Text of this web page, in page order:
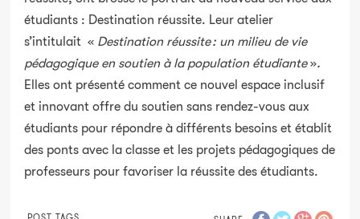
étudiants : Destination réussite. Leur atelier
s’intitulait « Destination réussite : un milieu de vie
pédagogique en soutien à la population étudiante».
Elles ont présenté comment ce nouvel espace inclusif
et innovant offre du soutien sans rendez-vous aux
étudiants pour répondre à différents besoins et établit
des ponts avec la classe et les projets pédagogiques de
professeurs pour favoriser la réussite des étudiants.